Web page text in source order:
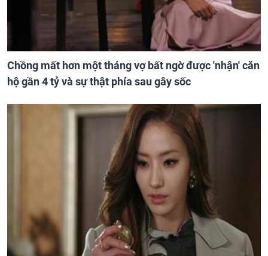
Chồng mất hơn một tháng vợ bất ngờ được 'nhận' căn
hộ gần 4 tỷ và sự thật phía sau gây sốc